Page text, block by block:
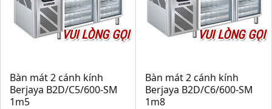
VUI LÒNG GỌI
Bàn mát 2 cánh kính
Berjaya B2D/C5/600-SM
1m5
VUI LÒNG GỌI
Bàn mát 2 cánh kính
Berjaya B2D/C6/600-SM
1m8